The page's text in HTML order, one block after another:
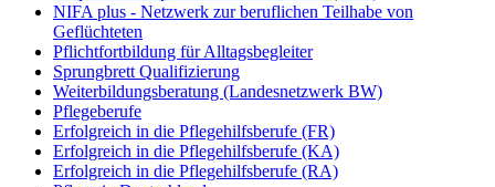
NIFA plus - Netzwerk zur beruflichen Teilhabe von
Geflüchteten
Pflichtfortbildung für Alltagsbegleiter
Sprungbrett Qualifizierung
Weiterbildungsberatung (Landesnetzwerk BW)
Pflegeberufe
Erfolgreich in die Pflegehilfsberufe (FR)
Erfolgreich in die Pflegehilfsberufe (KA)
Erfolgreich in die Pflegehilfsberufe (RA)